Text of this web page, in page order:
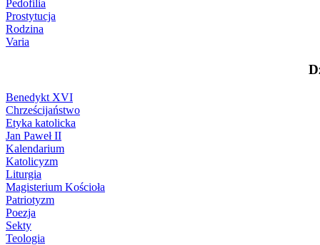
Pedofilia
Prostytucja
Rodzina
Varia
Benedykt XVI
Chrześcijaństwo
Etyka katolicka
Jan Paweł II
Kalendarium
Katolicyzm
Liturgia
Magisterium Kościoła
Patriotyzm
Poezja
Sekty
Teologia